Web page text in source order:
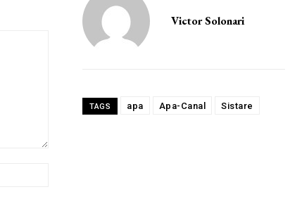
Victor Solonari
TAGS apa Apa-Canal Sistare